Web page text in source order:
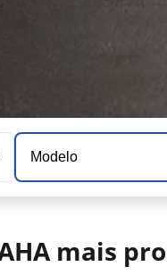
Modelo
mais